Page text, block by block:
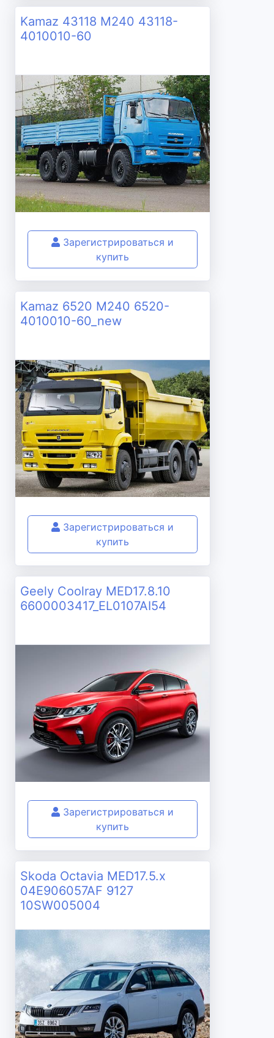
Kamaz 43118 M240 43118-
4010010-60
Зарегистрироваться и
купить
Kamaz 6520 M240 6520-
4010010-60_new
Зарегистрироваться и
купить
Geely Coolray MED17.8.10
6600003417_EL0107AI54
Зарегистрироваться и
купить
Skoda Octavia MED17.5.x
04E906057AF 9127
10SW005004